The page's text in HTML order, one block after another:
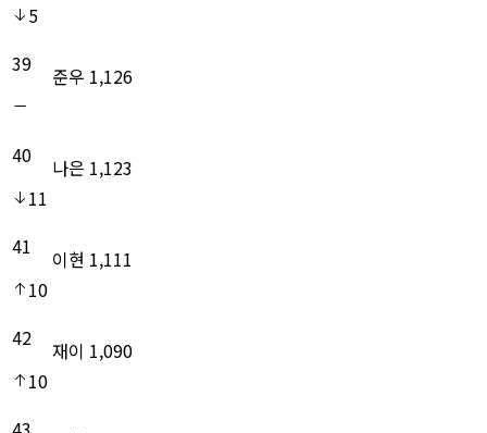
5
39 준우 1,126
40
11
나은 1,123
41
10
이현 1,111
42
10
재이 1,090